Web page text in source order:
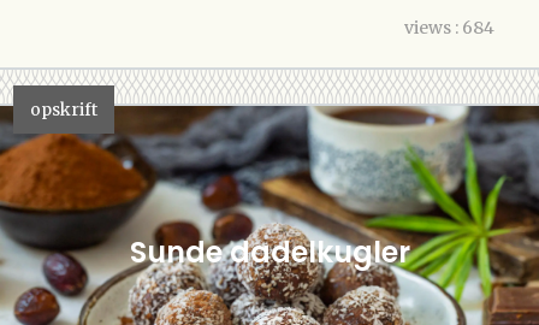
views : 684
opskrift
Sunde dadelkugler